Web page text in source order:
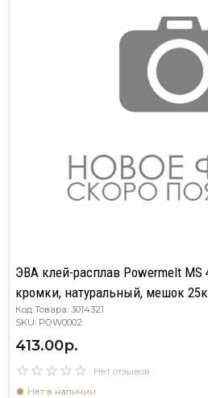
ЭВА клей-расплав Powermelt MS
кромки, натуральный, мешок
Код Товара: 3014321
SKU: POW0002
413.00р.
Нет отзывов
Нет в наличии